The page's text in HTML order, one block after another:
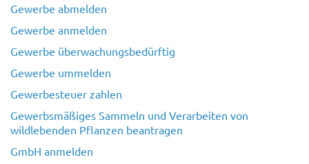
Gewerbe abmelden
Gewerbe anmelden
Gewerbe überwachungsbedürftig
Gewerbe ummelden
Gewerbesteuer zahlen
Gewerbsmäßiges Sammeln und Verarbeiten von
wildlebenden Pflanzen beantragen
GmbH anmelden